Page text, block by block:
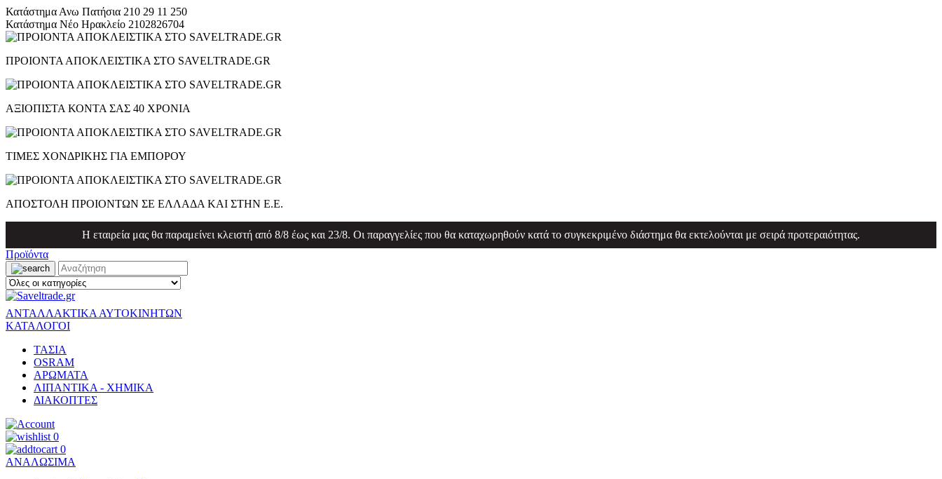
Κατάστημα Ανω Πατήσια 210 29 11 250
Κατάστημα Νέο Ηρακλείο 2102826704
ΠΡΟΙΟΝΤΑ ΑΠΟΚΛΕΙΣΤΙΚΑ ΣΤΟ SAVELTRADE.GR
ΑΞΙΟΠΙΣΤΑ ΚΟΝΤΑ ΣΑΣ 40 ΧΡΟΝΙΑ
ΤΙΜΕΣ ΧΟΝΔΡΙΚΗΣ ΓΙΑ ΕΜΠΟΡΟΥ
ΑΠΟΣΤΟΛΗ ΠΡΟΙΟΝΤΩΝ ΣΕ ΕΛΛΑΔΑ ΚΑΙ ΣΤΗΝ Ε.Ε.
Η εταιρεία μας θα παραμείνει κλειστή από 8/8 έως και 23/8. Οι παραγγελίες που θα καταχωρηθούν κατά το συγκεκριμένο διάστημα θα εκτελούνται με σειρά προτεραιότητας.
Προϊόντα
ΑΝΤΑΛΛΑΚΤΙΚΑ ΑΥΤΟΚΙΝΗΤΩΝ
ΚΑΤΑΛΟΓΟΙ
ΤΑΣΙΑ
OSRAM
ΑΡΩΜΑΤΑ
ΛΙΠΑΝΤΙΚΑ - ΧΗΜΙΚΑ
ΔΙΑΚΟΠΤΕΣ
0
0
ΑΝΑΛΩΣΙΜΑ